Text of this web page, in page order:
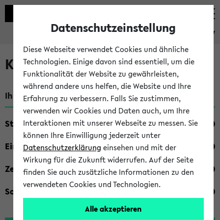
eKVV
Kombisuche im eKVV
Ihre Suchkriterien:
Studienfach
Einrichtung
Zeiten
Sonstiges
Datenschutzeinstellung
Diese Webseite verwendet Cookies und ähnliche
Technologien. Einige davon sind essentiell, um die
Funktionalität der Website zu gewährleisten,
während andere uns helfen, die Website und Ihre
Erfahrung zu verbessern. Falls Sie zustimmen,
verwenden wir Cookies und Daten auch, um Ihre
Interaktionen mit unserer Webseite zu messen. Sie
können Ihre Einwilligung jederzeit unter
Datenschutzerklärung einsehen und mit der
Wirkung für die Zukunft widerrufen. Auf der Seite
finden Sie auch zusätzliche Informationen zu den
verwendeten Cookies und Technologien.
Alle akzeptieren